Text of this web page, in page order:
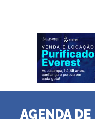
AGENDA